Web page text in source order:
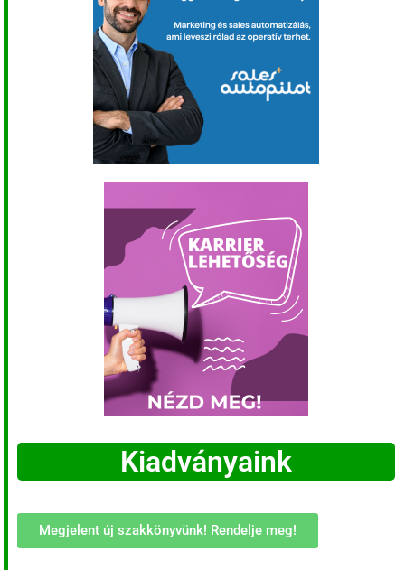
Kiadványaink
Megjelent új szakkönyvünk! Rendelje meg!